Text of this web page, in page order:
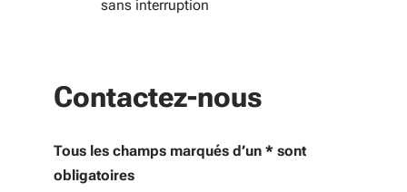
sans interruption
Contactez-nous
Tous les champs marqués d’un * sont
obligatoires